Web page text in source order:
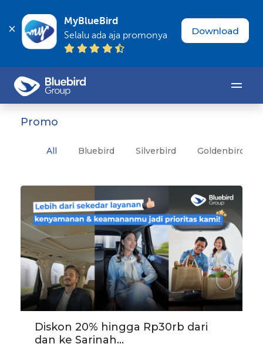
MyBlueBird
Selalu ada aja promonya Download
Promo
All Bluebird Silverbird Goldenbird
Diskon 20% hingga Rp30rb dari
dan ke Sarinah...